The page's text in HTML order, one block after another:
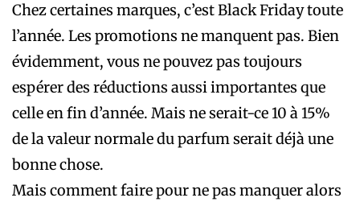
Chez certaines marques, c’est Black Friday toute
l’année. Les promotions ne manquent pas. Bien
évidemment, vous ne pouvez pas toujours
espérer des réductions aussi importantes que
celle en fin d’année. Mais ne serait-ce 10 à 15%
de la valeur normale du parfum serait déjà une
bonne chose.
Mais comment faire pour ne pas manquer alors